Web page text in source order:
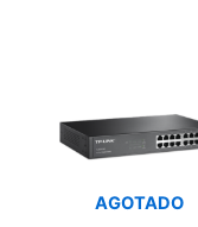
AGOTADO